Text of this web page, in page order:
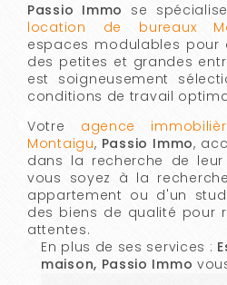
Passio Immo se
location de bureaux
espaces modulables pour
des petites et grandes
est soigneusement
conditions de travail
Votre agence
Montaigu, Passio Immo,
dans la recherche de
vous soyez à la
appartement ou d'un
des biens de qualité pour
attentes.
En plus de ses services :
maison, Passio Immo